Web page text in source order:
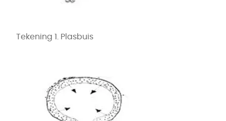
Tekening 1. Plasbuis